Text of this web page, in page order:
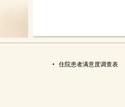
• 住院患者满意度调查表